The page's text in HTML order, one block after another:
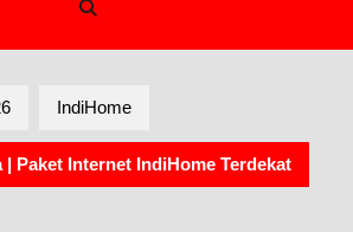
IndiHome
| Paket Internet IndiHome Terdekat